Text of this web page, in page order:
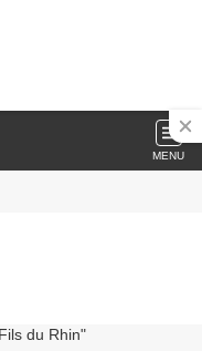
MENU